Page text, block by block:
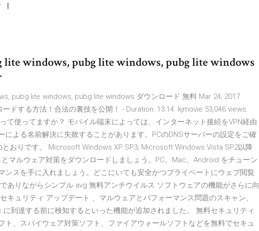
windows, pubg lite windows, pubg lite windows
pubg lite windows, pubg lite windows ダウンロード 無料 Mar 24, 2017 ·
ドする方法！合法の裏技を公開！ - Duration: 13:14. kjmovie 53,046 views.
て使ってますか？ モバイル端末によっては、インターネット接続をVPN経由
による名前解決に失敗することがあります。PCのDNSサーバーの設定をご確
おりです。 Microsoft Windows XP SP3; Microsoft Windows Vista SP2以降
とマルウェア対策をダウンロードしましょう。PC、Mac、Android をチューン
ンスを手に入れましょう。どこにいても安全かつプライベートにウェブ閲覧
ありながらシンプル avg 無料アンチウイルス ソフトウェアの機能がさらに向
キュリティ アップデート 、マルウェアとパフォーマンス問題のスキャン、
到達する前に検知するといった機能が追加されました。 無料セキュリティ
ト、スパイウェア対策ソフト、ファイアウォールソフトなどを無料でセキュ